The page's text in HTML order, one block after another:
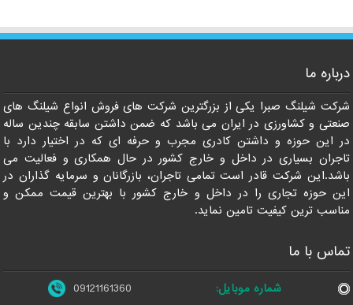
درباره ما
شرکت شیلنگ صبرا یکی از بزرگترین شرکت های فروش انواع شیلنگ های
صنعتی و کشاورزی در ایران می باشد که ضمن داشتن سابقه چندین ساله
در این حوزه و داشتن کادری مجرب و حرفه ای که در اختیار دارد با
تاجران بسیاری در داخل و خارج کشور در حال همکاری و فعالیت می
باشد.این شرکت قادر است تمامی تاجران، بازرگانان و سرمایه گذاران در
این حوزه تجاری را در داخل و خارج کشور با بهترین قیمت ممکن و
مناسب ترین کیفیت تامین نماید.
تماس با ما
شماره موبایل:
09121161360